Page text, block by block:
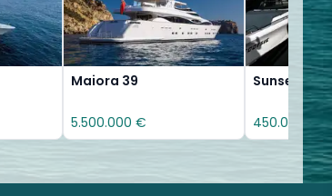
Maiora 39
5.500.000 €
Sunseeker
450.000 €